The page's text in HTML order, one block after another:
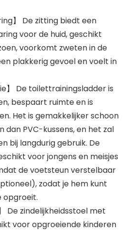
】 De zitting biedt een
voor de huid, geschikt
voorkomt zweten in de
plakkerig gevoel en voelt in
】 De toilettrainingsladder is
bespaart ruimte en is
Het is gemakkelijker schoon
dan PVC-kussens, en het zal
bij langdurig gebruik. De
voor jongens en meisjes
de voetsteun verstelbaar
zodat je hem kunt
opgroeit.
De zindelijkheidsstoel met
voor opgroeiende kinderen